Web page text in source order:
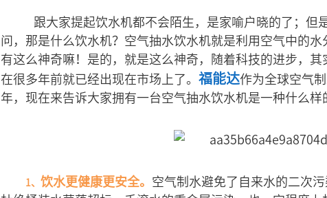
跟大家提起饮水机都不会陌生，是家喻户晓的了；
问，那是什么饮水机？空气抽水饮水机就是利用空气中的
有这么神奇嘛！是的，就是这么神奇，随着科技的进步，
在很多年前就已经出现在市场上了。 福能达作为全球空气
年，现在来告诉大家拥有一台空气抽水饮水机是一种什么样
1、 饮水更健康更安全。 空气制水避免了自来水的二次